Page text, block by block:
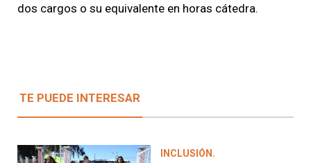
dos cargos o su equivalente en horas cátedra.
TE PUEDE INTERESAR
INCLUSIÓN.